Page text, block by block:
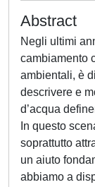
Abstract
Negli ultimi
cambiamento
ambientali, è
descrivere e
d’acqua
In questo
soprattutto
un aiuto
abbiamo a